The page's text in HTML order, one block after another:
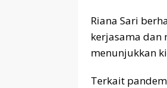
Riana Sari
kerjasama dan
menunjukkan
Terkait